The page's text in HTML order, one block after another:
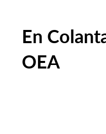
En
OEA